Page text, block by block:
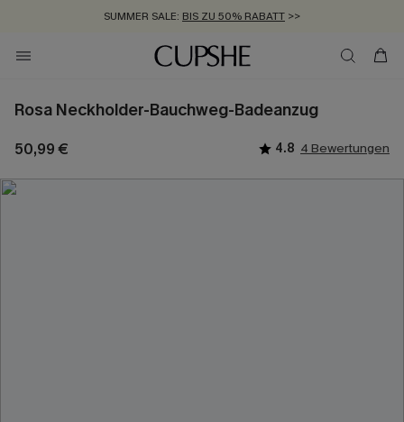
SUMMER SALE: BIS ZU 50% RABATT >>
ZUM NEWSLETTER:BIS ZU -20% EXTRA ERHALTEN
KOSTENLOSER VERSAND AB 89 €
Rosa Neckholder-Bauchweg-Badeanzug
50,99 € 4.8 4 Bewertungen